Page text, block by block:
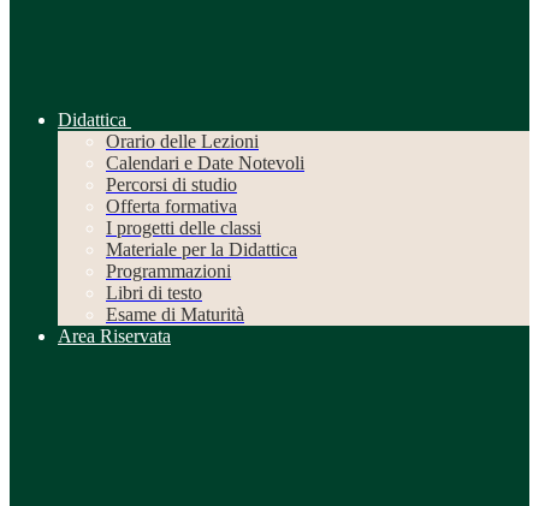
Didattica
Orario delle Lezioni
Calendari e Date Notevoli
Percorsi di studio
Offerta formativa
I progetti delle classi
Materiale per la Didattica
Programmazioni
Libri di testo
Esame di Maturità
Area Riservata